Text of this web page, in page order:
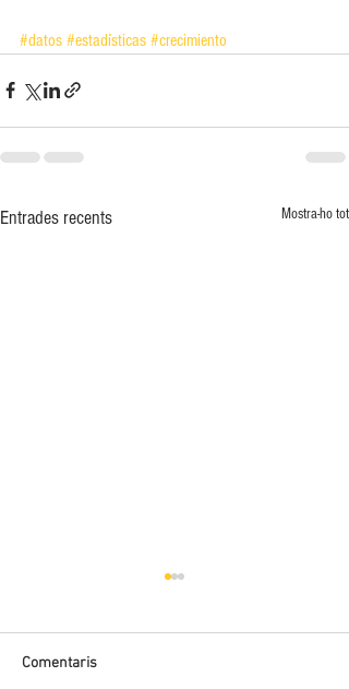
#datos #estadísticas #crecimiento
Entrades recents Mostra-ho tot
Comentaris